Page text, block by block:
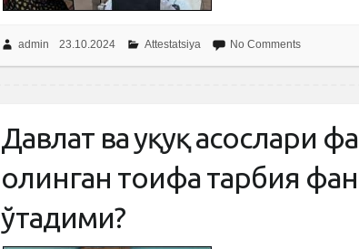
admin 23.10.2024 Attestatsiya No Comments
Давлат ва ҳуқуқ асослари
олинган тоифа тарбия
ўтадими?